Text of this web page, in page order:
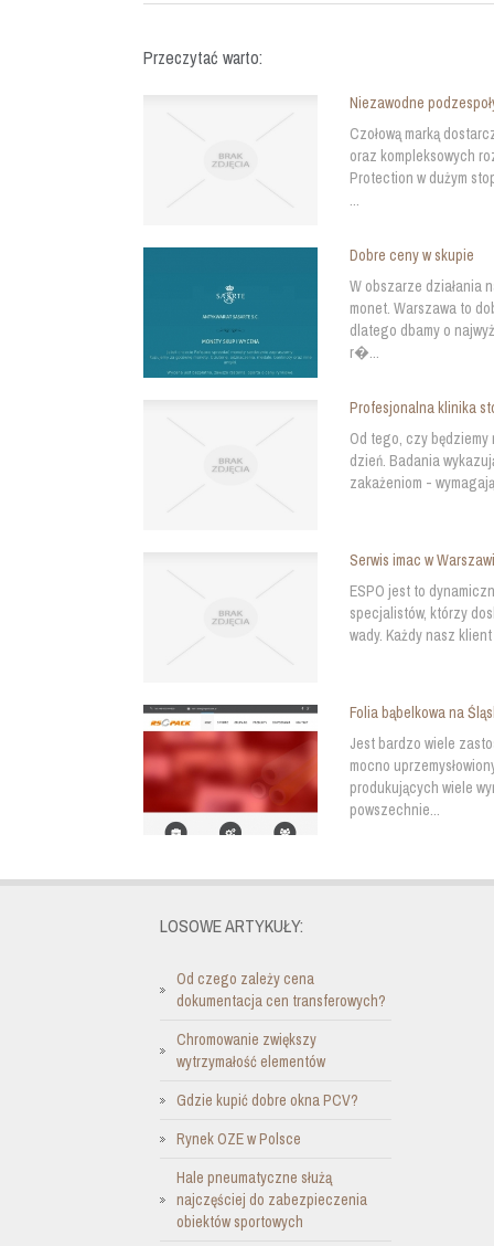
Przeczytać warto:
Niezawodne
Czołową marką
oraz kompleksowych
Protection w dużym
...
Dobre ceny w skupie
W obszarze działania
monet. Warszawa to
dlatego dbamy o
r�...
Profesjonalna klinika
Od tego, czy
dzień. Badania
zakażeniom -
Serwis imac w
ESPO jest to
specjalistów, którzy
wady. Każdy nasz
Folia bąbelkowa na
Jest bardzo wiele
mocno
produkujących wiele
powszechnie...
LOSOWE ARTYKUŁY:
Od czego zależy cena
dokumentacja cen transferowych?
Chromowanie zwiększy
wytrzymałość elementów
Gdzie kupić dobre okna PCV?
Rynek OZE w Polsce
Hale pneumatyczne służą
najczęściej do zabezpieczenia
obiektów sportowych